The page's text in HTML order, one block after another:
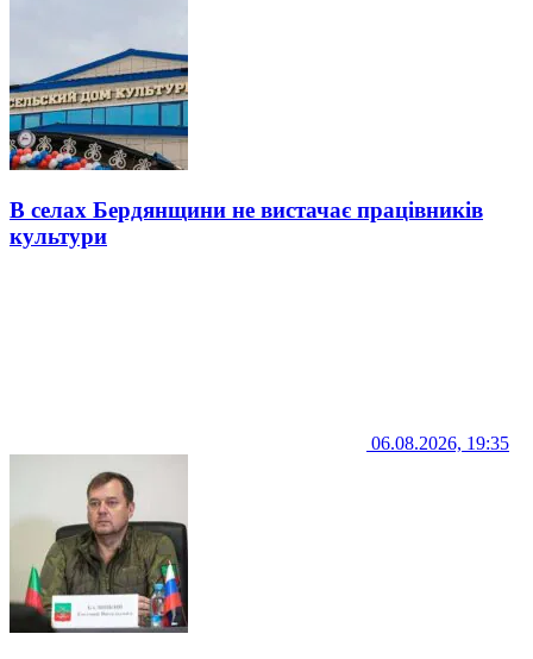
В селах Бердянщини не вистачає працівників
культури
06.08.2026, 19:35